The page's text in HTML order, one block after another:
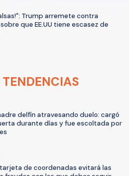
Trump arremete contra
que EE.UU tiene escasez de
delfín atravesando duelo: cargó
durante días y fue escoltada por
tarjeta de coordenadas evitará las